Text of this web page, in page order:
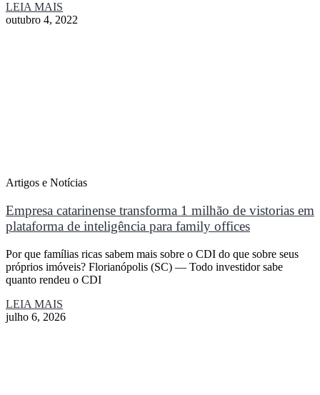
LEIA MAIS
outubro 4, 2022
Artigos e Notícias
Empresa catarinense transforma 1 milhão de vistorias em
plataforma de inteligência para family offices
Por que famílias ricas sabem mais sobre o CDI do que sobre seus
próprios imóveis? Florianópolis (SC) — Todo investidor sabe
quanto rendeu o CDI
LEIA MAIS
julho 6, 2026